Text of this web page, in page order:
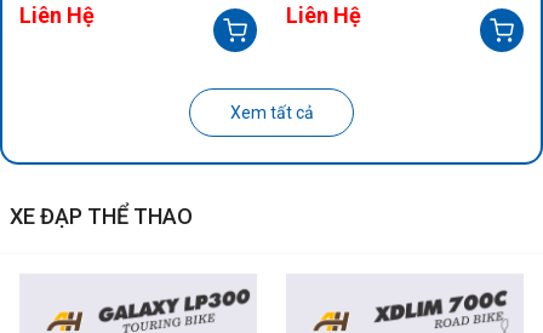
Liên Hệ Liên Hệ
Xem tất cả
XE ĐẠP THỂ THAO